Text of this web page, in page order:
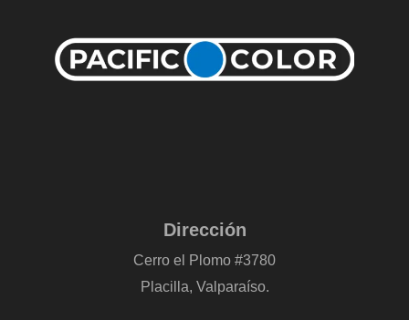
Dirección
Cerro el Plomo #3780
Placilla, Valparaíso.